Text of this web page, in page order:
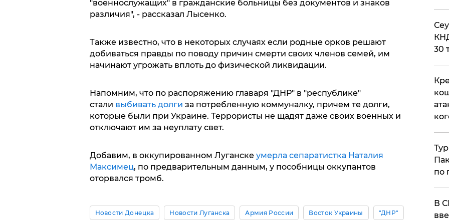
"военнослужащих" в гражданские больницы без документов и знаков
различия", - рассказал Лысенко.
Также известно, что в некоторых случаях если родные орков решают
добиваться правды по поводу причин смерти своих членов семей, им
начинают угрожать вплоть до физической ликвидации.
Напомним, что по распоряжению главаря "ДНР" в "республике"
стали выбивать долги за потребленную коммуналку, причем те долги,
которые были при Украине. Террористы не щадят даже своих военных и
отключают им за неуплату свет.
Добавим, в оккупированном Луганскеумерла сепаратистка Наталия
Максимец, по предварительным данным, у пособницы оккупантов
оторвался тромб.
Новости Донецка Новости Луганска Армия России Восток Украины "ДНР"
30
по
В